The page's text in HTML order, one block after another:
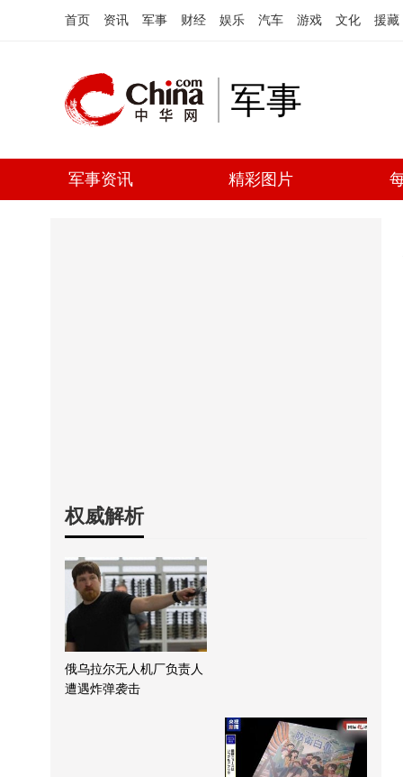
首页 资讯 军事 财经 娱乐 汽车 游戏 文化 援藏
军事
军事资讯 精彩图片
权威解析
俄乌拉尔无人机厂负责人
遭遇炸弹袭击